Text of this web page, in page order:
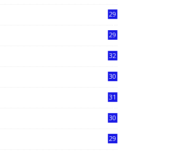
29
29
32
30
31
30
29